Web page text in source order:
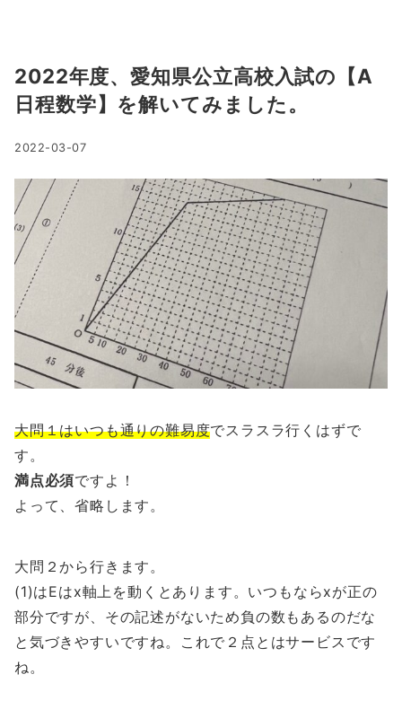
2022年度、愛知県公立高校入試の【A
日程数学】を解いてみました。
2022-03-07
大問１はいつも通りの難易度でスラスラ行くはずで
す。
満点必須ですよ！
よって、省略します。
大問２から行きます。
(1)はEはx軸上を動くとあります。いつもならxが正の
部分ですが、その記述がないため負の数もあるのだな
と気づきやすいですね。これで２点とはサービスです
ね。